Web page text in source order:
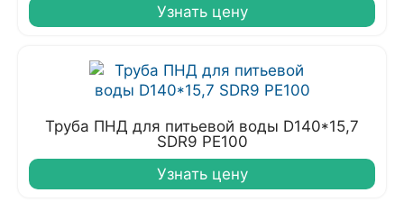
Узнать цену
Труба ПНД для питьевой воды D140*15,7
SDR9 PE100
Узнать цену